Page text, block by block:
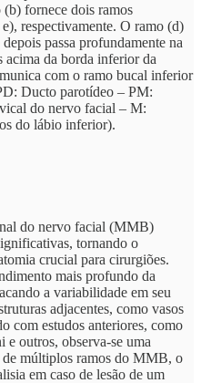
fornece dois ramos
respectivamente. O ramo (d)
passa profundamente na
da borda inferior da
com o ramo bucal inferior
Ducto parotídeo – PM:
do nervo facial – M:
do lábio inferior).
do nervo facial (MMB)
tornando o
crucial para cirurgiões.
mais profundo da
a variabilidade em seu
adjacentes, como vasos
com estudos anteriores, como
outros, observa-se uma
de múltiplos ramos do MMB, o
em caso de lesão de um